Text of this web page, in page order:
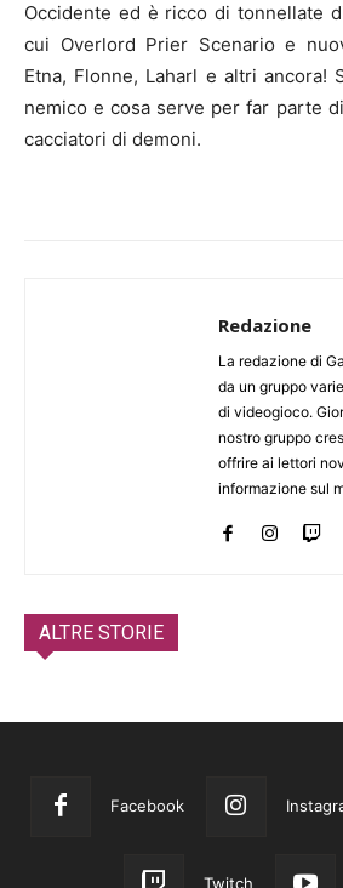
Occidente ed è ricco di tonnellate
cui Overlord Prier Scenario e
Etna, Flonne, Laharl e altri ancora!
nemico e cosa serve per far parte
cacciatori di demoni.
Redazione
La redazione di
da un gruppo
di videogioco.
nostro gruppo
offrire ai lettori
informazione sul
ALTRE STORIE
Facebook
Twitch